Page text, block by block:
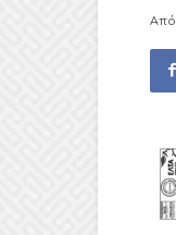
Από